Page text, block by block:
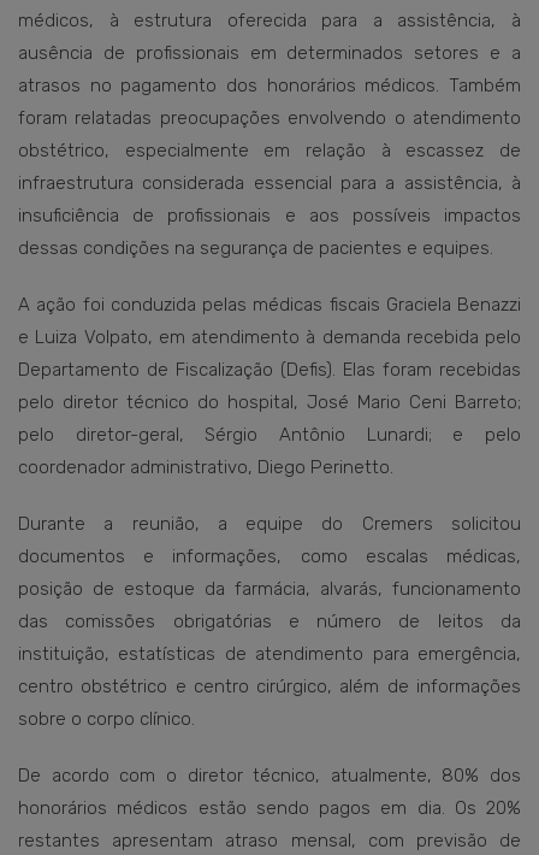
médicos, à estrutura oferecida para a assistência, à
ausência de profissionais em determinados setores e a
atrasos no pagamento dos honorários médicos. Também
foram relatadas preocupações envolvendo o atendimento
obstétrico, especialmente em relação à escassez de
infraestrutura considerada essencial para a assistência, à
insuficiência de profissionais e aos possíveis impactos
dessas condições na segurança de pacientes e equipes.
A ação foi conduzida pelas médicas fiscais Graciela Benazzi
e Luiza Volpato, em atendimento à demanda recebida pelo
Departamento de Fiscalização (Defis). Elas foram recebidas
pelo diretor técnico do hospital, José Mario Ceni Barreto;
pelo diretor-geral, Sérgio Antônio Lunardi; e pelo
coordenador administrativo, Diego Perinetto.
Durante a reunião, a equipe do Cremers solicitou
documentos e informações, como escalas médicas,
posição de estoque da farmácia, alvarás, funcionamento
das comissões obrigatórias e número de leitos da
instituição, estatísticas de atendimento para emergência,
centro obstétrico e centro cirúrgico, além de informações
sobre o corpo clínico.
De acordo com o diretor técnico, atualmente, 80% dos
honorários médicos estão sendo pagos em dia. Os 20%
restantes apresentam atraso mensal, com previsão de